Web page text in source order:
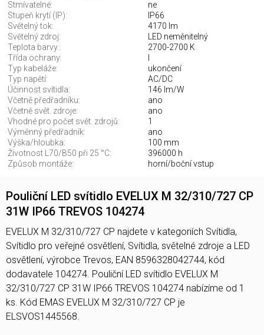
Stmívatelné:
ne
Stupeň krytí (IP):
IP66
Světelný tok:
4170 lm
Světelný zdroj:
LED neměnitelný
Teplota barvy.:
2700-2700 K
Třída ochrany:
Typ kabeláže:
ukončení
Typ napětí:
AC/DC
Účinnost svítidla:
146 lm/W
Včetně předřadníku:
ano
Včetně svět. zdroje:
ano
Vhodné pro počet svět. zdrojů:
1
Výměnný předřadník:
ano
Výška/hloubka:
100 mm
Životnost L70/B50 při 25 °C:
396000 h
Způsob montáže:
horní/boční vstup
Pouliční LED svítidlo EVELUX M 32/310/727 CP
31W IP66 TREVOS 104274
EVELUX M 32/310/727 CP najdete v kategoriích Svítidla,
Svítidlo pro veřejné osvětlení, Svítidla, světelné zdroje a LED
osvětlení, výrobce Trevos, EAN 8596328042744, kód
dodavatele 104274. Pouliční LED svítidlo EVELUX M
32/310/727 CP 31W IP66 TREVOS 104274 nabízíme od 1
ks. Kód EMAS EVELUX M 32/310/727 CP je
ELSVOS1445568.